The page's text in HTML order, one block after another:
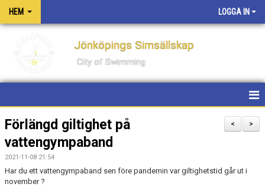
HEM LOGGA IN
Jönköpings Simsällskap
City of Swimming
HEM
NYHETER
KONTAKT
>
<
Förlängd giltighet på
vattengympaband
2021-11-08 21:54
Har du ett vattengympaband sen före pandemin var giltighetstid går ut i
november ?